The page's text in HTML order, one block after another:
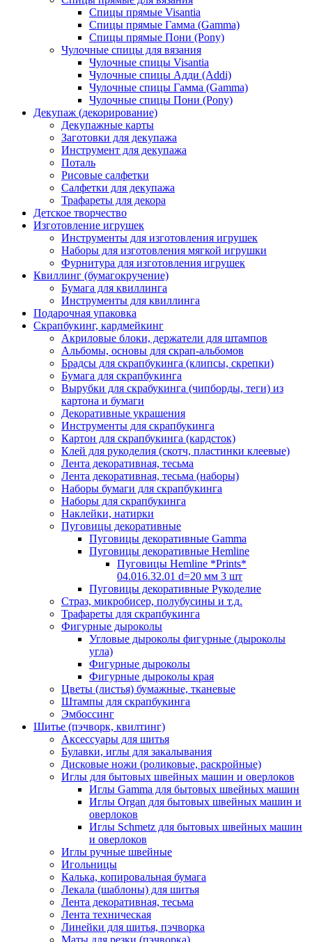
Спицы прямые Visantia
Спицы прямые Гамма (Gamma)
Спицы прямые Пони (Pony)
Чулочные спицы для вязания
Чулочные спицы Visantia
Чулочные спицы Адди (Addi)
Чулочные спицы Гамма (Gamma)
Чулочные спицы Пони (Pony)
Декупаж (декорирование)
Декупажные карты
Заготовки для декупажа
Инструмент для декупажа
Поталь
Рисовые салфетки
Салфетки для декупажа
Трафареты для декора
Детское творчество
Изготовление игрушек
Инструменты для изготовления игрушек
Наборы для изготовления мягкой игрушки
Фурнитура для изготовления игрушек
Квиллинг (бумагокручение)
Бумага для квиллинга
Инструменты для квиллинга
Подарочная упаковка
Скрапбукинг, кардмейкинг
Акриловые блоки, держатели для штампов
Альбомы, основы для скрап-альбомов
Брадсы для скрапбукинга (клипсы, скрепки)
Бумага для скрапбукинга
Вырубки для скрабукинга (чипборды, теги) из
картона и бумаги
Декоративные украшения
Инструменты для скрапбукинга
Картон для скрапбукинга (кардсток)
Клей для рукоделия (скотч, пластинки клеевые)
Лента декоративная, тесьма
Лента декоративная, тесьма (наборы)
Наборы бумаги для скрапбукинга
Наборы для скрапбукинга
Наклейки, натирки
Пуговицы декоративные
Пуговицы декоративные Gamma
Пуговицы декоративные Hemline
Пуговицы Hemline *Prints*
04.016.32.01 d=20 мм 3 шт
Пуговицы декоративные Рукоделие
Страз, микробисер, полубусины и т.д.
Трафареты для скрапбукинга
Фигурные дыроколы
Угловые дыроколы фигурные (дыроколы
угла)
Фигурные дыроколы
Фигурные дыроколы края
Цветы (листья) бумажные, тканевые
Штампы для скрапбукинга
Эмбоссинг
Шитье (пэчворк, квилтинг)
Аксессуары для шитья
Булавки, иглы для закалывания
Дисковые ножи (роликовые, раскройные)
Иглы для бытовых швейных машин и оверлоков
Иглы Gamma для бытовых швейных машин
Иглы Organ для бытовых швейных машин и
оверлоков
Иглы Schmetz для бытовых швейных машин
и оверлоков
Иглы ручные швейные
Игольницы
Калька, копировальная бумага
Лекала (шаблоны) для шитья
Лента декоративная, тесьма
Лента техническая
Линейки для шитья, пэчворка
Маты для резки (пэчворка)